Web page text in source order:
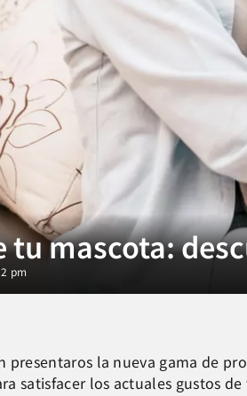
tu mascota:
pm
presentaros la nueva gama de
satisfacer los actuales gustos